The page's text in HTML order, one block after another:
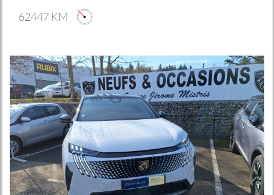
62447 KM